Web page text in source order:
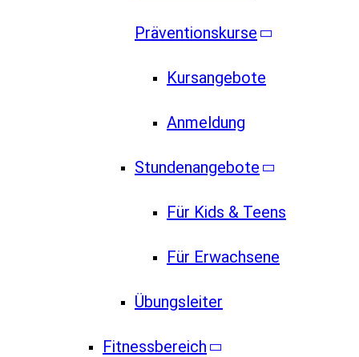
Präventionskurse
Kursangebote
Anmeldung
Stundenangebote
Für Kids & Teens
Für Erwachsene
Übungsleiter
Fitnessbereich